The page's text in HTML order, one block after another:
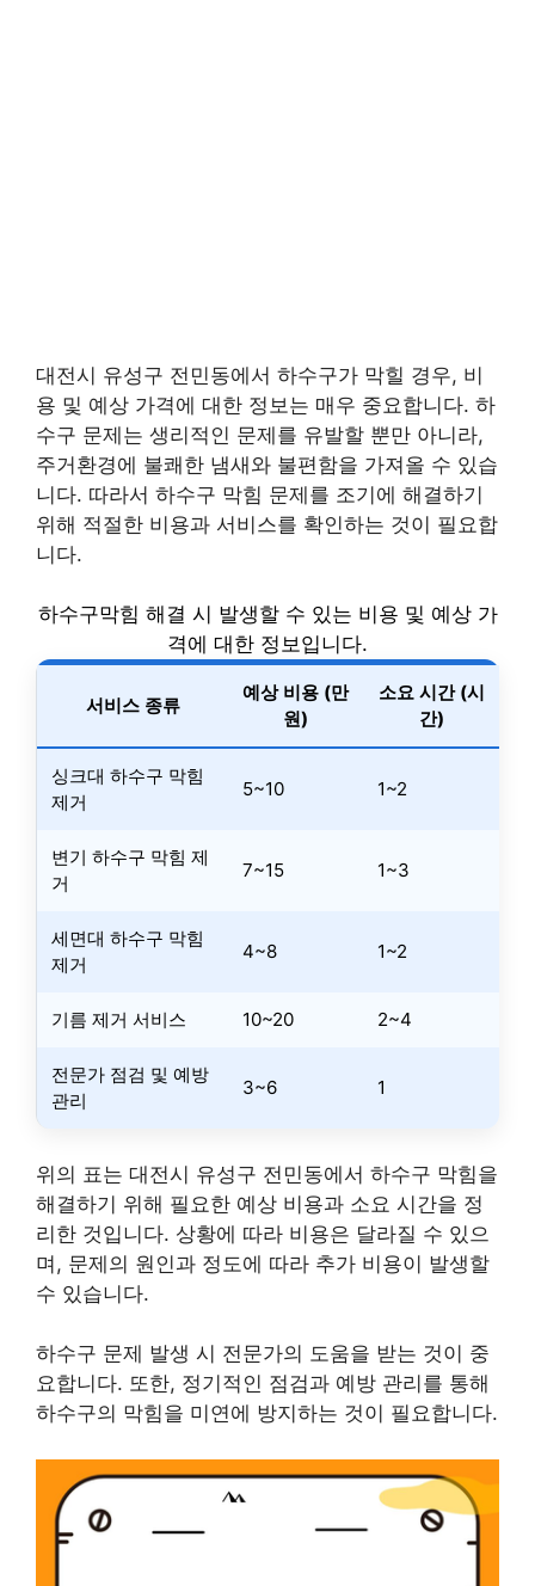
대전시 유성구 전민동에서 하수구가 막힐 경우, 비
용 및 예상 가격에 대한 정보는 매우 중요합니다. 하
수구 문제는 생리적인 문제를 유발할 뿐만 아니라,
주거환경에 불쾌한 냄새와 불편함을 가져올 수 있습
니다. 따라서 하수구 막힘 문제를 조기에 해결하기
위해 적절한 비용과 서비스를 확인하는 것이 필요합
니다.
하수구막힘 해결 시 발생할 수 있는 비용 및 예상 가
격에 대한 정보입니다.
서비스 종류
예상 비용 (만
원)
소요 시간 (시
간)
싱크대 하수구 막힘
제거
5~10 1~2
변기 하수구 막힘 제
거
7~15 1~3
세면대 하수구 막힘
제거
4~8 1~2
기름 제거 서비스 10~20 2~4
전문가 점검 및 예방
관리
3~6 1
위의 표는 대전시 유성구 전민동에서 하수구 막힘을
해결하기 위해 필요한 예상 비용과 소요 시간을 정
리한 것입니다. 상황에 따라 비용은 달라질 수 있으
며, 문제의 원인과 정도에 따라 추가 비용이 발생할
수 있습니다.
하수구 문제 발생 시 전문가의 도움을 받는 것이 중
요합니다. 또한, 정기적인 점검과 예방 관리를 통해
하수구의 막힘을 미연에 방지하는 것이 필요합니다.